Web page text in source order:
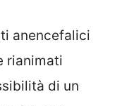
anencefalici
rianimati
di un